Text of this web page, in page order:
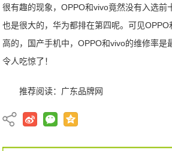
很有趣的现象，OPPO和vivo竟然没有入选前
也是很大的，华为都排在第四呢。可见
高的，国产手机中，OPPO和vivo的维修率是
令人吃惊了！
推荐阅读： 广东品牌网